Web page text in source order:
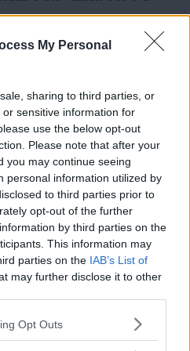
My Personal
sharing to third parties, or
sensitive information for
use the below opt-out
Please note that after your
you may continue seeing
personal information utilized by
to third parties prior to
opt-out of the further
by third parties on the
This information may
parties on the IAB’s List of
may further disclose it to other
app uses one or more Google
Opt Outs
dagstidning som
10 000 av dem är romer.
juridik vid Maribors
slovenska tv-stationen Pop
var ett brott mot de
intolerans. Slovenien har
rättigheter, sa Debelak.
Myndigheterna
papper när Slovenien
Man sa att de var
dem att lämna landet.
ändå kvar. I många år har
ur landet. En slovensk
att alla de utsuddade ska